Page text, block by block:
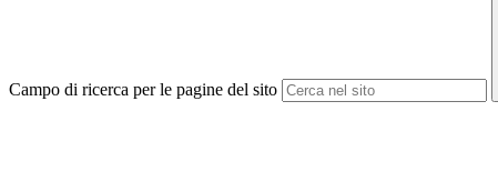
Campo di ricerca per le pagine del sito